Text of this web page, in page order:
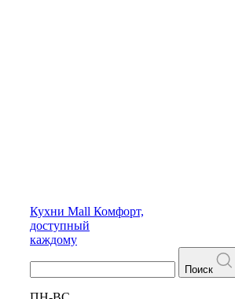
Кухни Mall Комфорт,
доступный
каждому
Поиск